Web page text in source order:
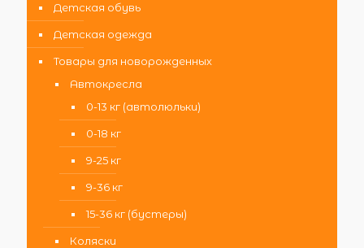
Детская обувь
Детская одежда
Товары для новорожденных
Автокресла
0-13 кг (автолюльки)
0-18 кг
9-25 кг
9-36 кг
15-36 кг (бустеры)
Коляски